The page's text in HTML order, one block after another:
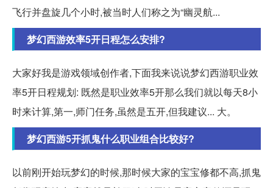
飞行并盘旋几个小时,被当时人们称之为“幽灵航...
梦幻西游效率5开日程怎么安排?
大家好我是游戏领域创作者,下面我来说说梦幻西游职业效
率5开日程规划: 既然是职业效率5开那么我们就以每天8小
时来计算,第一,师门任务,虽然是五开,但我建议... 大。
梦幻西游5开抓鬼什么职业组合比较好?
以前刚开始玩梦幻的时候,那时候大家的宝宝修都不高,抓鬼